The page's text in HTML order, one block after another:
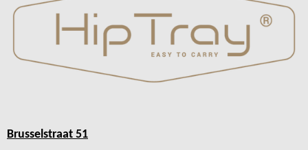
Brusselstraat 51